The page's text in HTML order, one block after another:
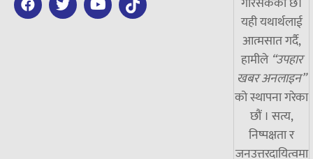
यही यथार्थलाई
आत्मसात गर्दै,
हामीले “उपहार
खबर अनलाइन”
को स्थापना गरेका
छौं । सत्य,
निष्पक्षता र
जनउत्तरदायित्वमा